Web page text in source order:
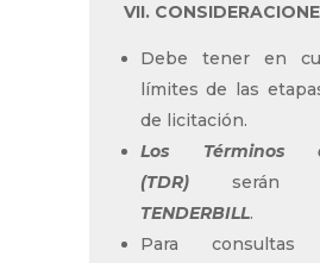
VII.
Debe tener en
límites de las
de licitación.
Los Términos
(TDR)
serán
TENDERBILL.
Para consultas